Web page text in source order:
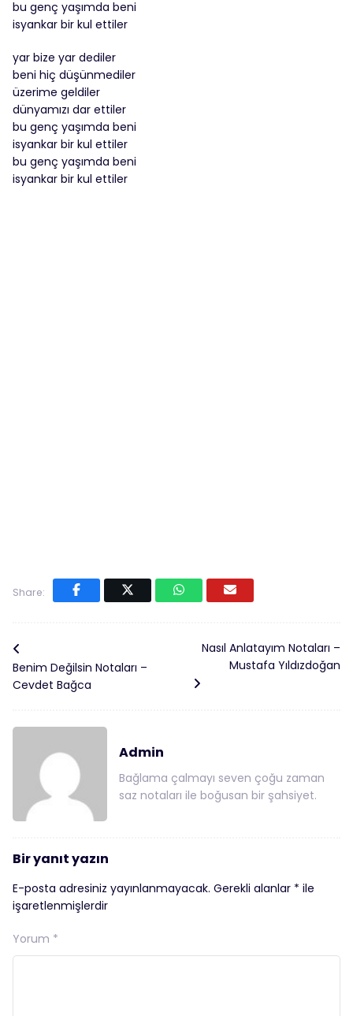
bu genç yaşımda beni
isyankar bir kul ettiler
yar bize yar dediler
beni hiç düşünmediler
üzerime geldiler
dünyamızı dar ettiler
bu genç yaşımda beni
isyankar bir kul ettiler
bu genç yaşımda beni
isyankar bir kul ettiler
Share:
Benim Değilsin Notaları –
Cevdet Bağca
Nasıl Anlatayım Notaları –
Mustafa Yıldızdoğan
Admin
Bağlama çalmayı seven çoğu zaman
saz notaları ile boğusan bir şahsiyet.
Bir yanıt yazın
E-posta adresiniz yayınlanmayacak. Gerekli alanlar * ile
işaretlenmişlerdir
Yorum *